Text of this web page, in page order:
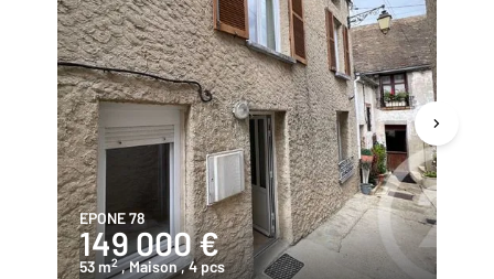
EPONE 78
149 000 €
53 m2 , Maison, 4 pcs